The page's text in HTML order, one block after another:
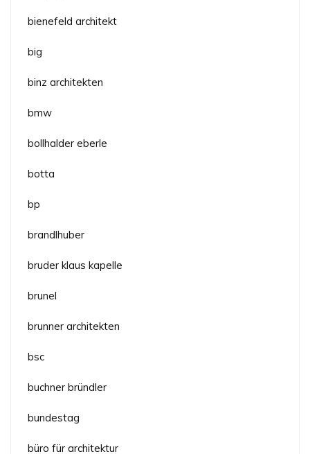
bienefeld architekt
big
binz architekten
bmw
bollhalder eberle
botta
bp
brandlhuber
bruder klaus kapelle
brunel
brunner architekten
bsc
buchner bründler
bundestag
büro für architektur